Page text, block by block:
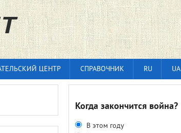
ЦЕНТР СПРАВОЧНИК RU UA
Когда закончится война?
В этом году